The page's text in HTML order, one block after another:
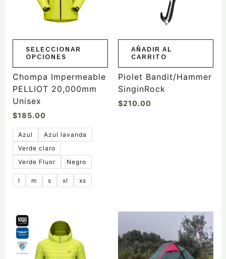
SELECCIONAR
OPCIONES
opciones
elegir
la
página
de
Chompa Impermeable
PELLIOT 20,000mm
Unisex
$185.00
Azul
Azul lavanda
Verde claro
Verde Fluor
Negro
l m s xl xs
AÑADIR AL
CARRITO
Piolet Bandit/Hammer
SinginRock
$210.00
Este
producto
tiene
múltiples